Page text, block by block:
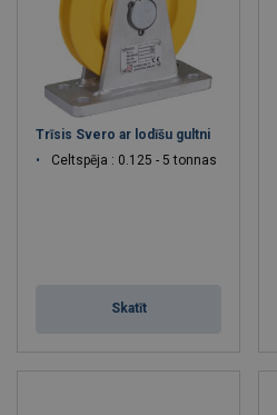
Trīsis Svero ar lodīšu gultni
Celtspēja : 0.125 - 5 tonnas
Skatīt